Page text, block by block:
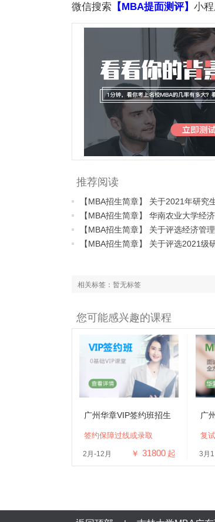
微信搜索 【MBA提面测评】 小
推荐阅读
相关标签：暂无标签
您可能感兴趣的课程
广州华章VIP签约班招生
签约保障过线或录取
2月-12月 ￥ 31800 起
广
复
3月1